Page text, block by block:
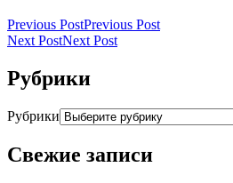
Previous PostPrevious Post
Next PostNext Post
Рубрики
Рубрики
Свежие записи